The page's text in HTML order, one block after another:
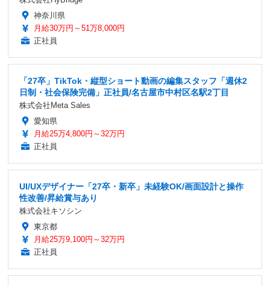
神奈川県
月給30万円～51万8,000円
正社員
「27卒」TikTok・縦型ショート動画の編集スタッフ「週休2
日制・社会保険完備」正社員/名古屋市中村区名駅2丁目
株式会社Meta Sales
愛知県
月給25万4,800円～32万円
正社員
UI/UXデザイナー「27卒・新卒」未経験OK/画面設計と操作
性改善/昇給賞与あり
株式会社キソシン
東京都
月給25万9,100円～32万円
正社員